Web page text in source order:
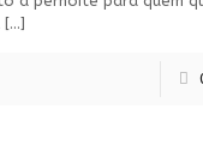
[…]